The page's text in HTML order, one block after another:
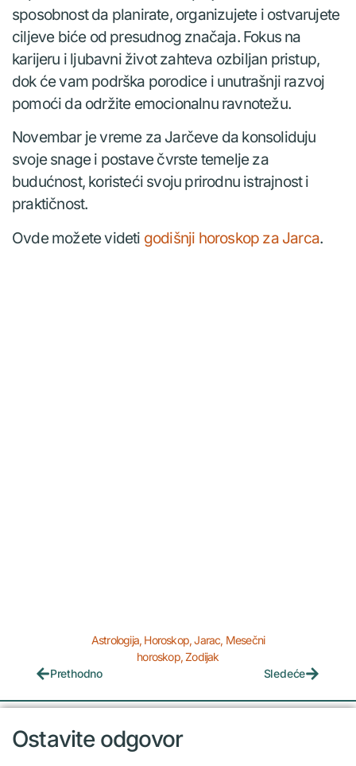
sposobnost da planirate, organizujete i ostvarujete
ciljeve biće od presudnog značaja. Fokus na
karijeru i ljubavni život zahteva ozbiljan pristup,
dok će vam podrška porodice i unutrašnji razvoj
pomoći da održite emocionalnu ravnotežu.
Novembar je vreme za Jarčeve da konsoliduju
svoje snage i postave čvrste temelje za
budućnost, koristeći svoju prirodnu istrajnost i
praktičnost.
Ovde možete videti godišnji horoskop za Jarca.
Astrologija, Horoskop,Jarac, Mesečni
horoskop,Zodijak
Prethodno
Sledeće
Ostavite odgovor